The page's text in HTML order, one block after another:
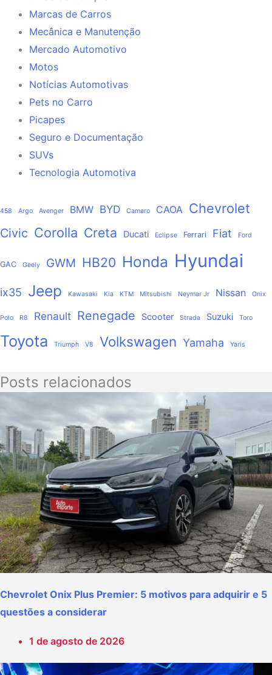
Marcas de Carros
Mecânica e Manutenção
Mercado Automotivo
Motos
Notícias Automotivas
Pets no Carro
Picapes
Seguro e Documentação
SUVs
Tecnologia Automotiva
458 Argo Avenger BMW BYD Camaro CAOA Chevrolet
Civic Corolla Creta Ducati Eclipse Ferrari Fiat Ford
GAC Geely GWM HB20 Honda Hyundai
ix35 Jeep Kawasaki Kia KTM Mitsubishi Neymar Jr Nissan Onix
Polo R8 Renault Renegade Scooter Strada Suzuki Toro
Toyota Triumph V8 Volkswagen Yamaha Yaris
Posts relacionados
Chevrolet Onix Plus Premier: 5 motivos para adquirir e 5
questões a considerar
1 de agosto de 2026